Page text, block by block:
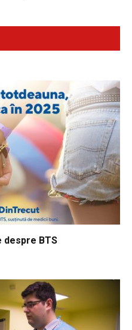
despre BTS